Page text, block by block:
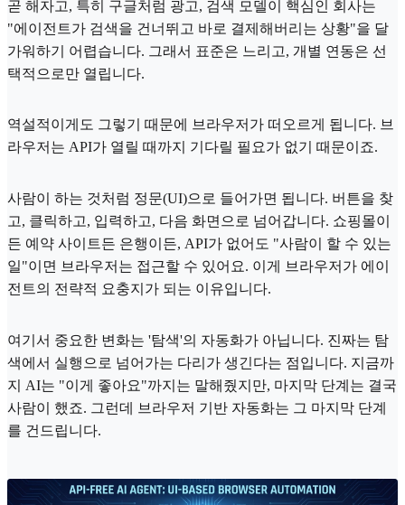
곧 해자고, 특히 구글처럼 광고, 검색 모델이 핵심인 회사는
"에이전트가 검색을 건너뛰고 바로 결제해버리는 상황"을 달
가워하기 어렵습니다. 그래서 표준은 느리고, 개별 연동은 선
택적으로만 열립니다.
역설적이게도 그렇기 때문에 브라우저가 떠오르게 됩니다. 브
라우저는 API가 열릴 때까지 기다릴 필요가 없기 때문이죠.
사람이 하는 것처럼 정문(UI)으로 들어가면 됩니다. 버튼을 찾
고, 클릭하고, 입력하고, 다음 화면으로 넘어갑니다. 쇼핑몰이
든 예약 사이트든 은행이든, API가 없어도 "사람이 할 수 있는
일"이면 브라우저는 접근할 수 있어요. 이게 브라우저가 에이
전트의 전략적 요충지가 되는 이유입니다.
여기서 중요한 변화는 '탐색'의 자동화가 아닙니다. 진짜는 탐
색에서 실행으로 넘어가는 다리가 생긴다는 점입니다. 지금까
지 AI는 "이게 좋아요"까지는 말해줬지만, 마지막 단계는 결국
사람이 했죠. 그런데 브라우저 기반 자동화는 그 마지막 단계
를 건드립니다.